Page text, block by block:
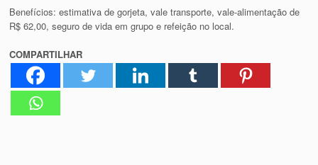
Benefícios: estimativa de gorjeta, vale transporte, vale-alimentação de
R$ 62,00, seguro de vida em grupo e refeição no local.
COMPARTILHAR